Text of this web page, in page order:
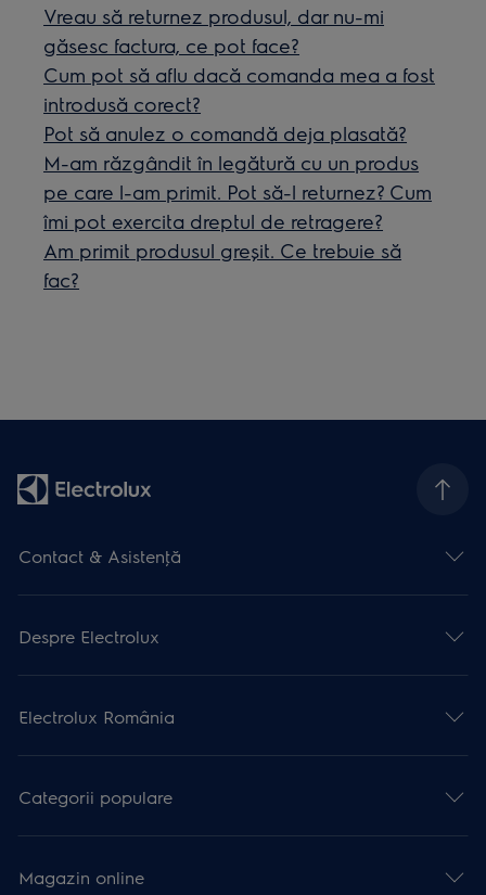
Vreau să returnez produsul, dar nu-mi
găsesc factura, ce pot face?
Cum pot să aflu dacă comanda mea a fost
introdusă corect?
Pot să anulez o comandă deja plasată?
M-am răzgândit în legătură cu un produs
pe care l-am primit. Pot să-l returnez? Cum
îmi pot exercita dreptul de retragere?
Am primit produsul greșit. Ce trebuie să
fac?
Contact & Asistenţă
Despre Electrolux
Electrolux România
Categorii populare
Magazin online